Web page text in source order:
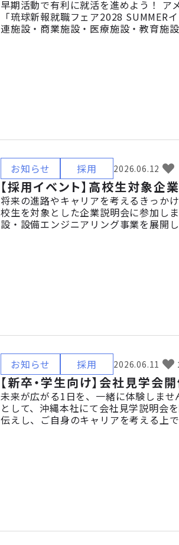
早期活動で有利に就活を進めよう！ ア
「琉球新報就職フェア2028 SUMMER
連施設・商業施設・医療施設・教育施
お知らせ 採用 2026.06.12
【採用イベント】高校生対
将来の進路やキャリアを考えるきっか
校生を対象とした企業説明会に参加し
設・設備エンジニアリング事業を展開
お知らせ 採用 2026.06.11
【新卒・学生向け】会社見学
未来が広がる1日を、一緒に体験しま
として、沖縄本社にて会社見学説明会
伝えし、ご自身のキャリアを考える上